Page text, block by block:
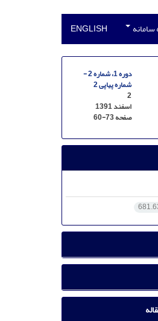
ENGLISH
دوره 1، شماره 2 -
شماره پیاپی 2
2
اسفند 1391
صفحه60-73